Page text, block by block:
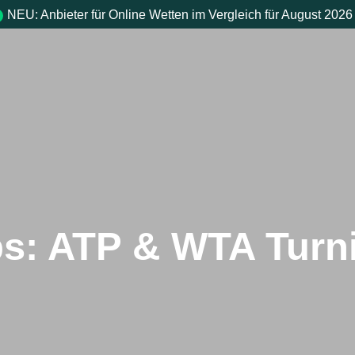
NEU: Anbieter für Online Wetten im Vergleich für August 2026
ATP & WTA